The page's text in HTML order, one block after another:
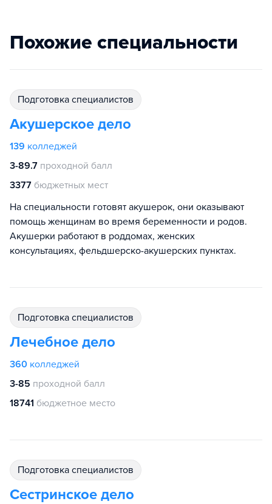
Похожие специальности
подготовка специалистов
Акушерское дело
139 колледжей
3-89.7 проходной балл
3377 бюджетных мест
На специальности готовят акушерок, они оказывают
помощь женщинам во время беременности и родов.
Акушерки работают в роддомах, женских
консультациях, фельдшерско-акушерских пунктах.
подготовка специалистов
Лечебное дело
360 колледжей
3-85 проходной балл
18741 бюджетное место
подготовка специалистов
Сестринское дело